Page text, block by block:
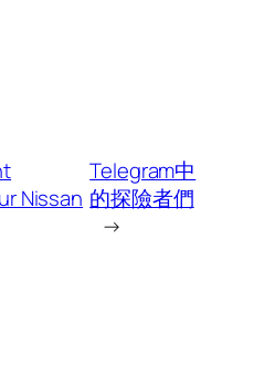
Nissan
Telegram中
的探險者們
→